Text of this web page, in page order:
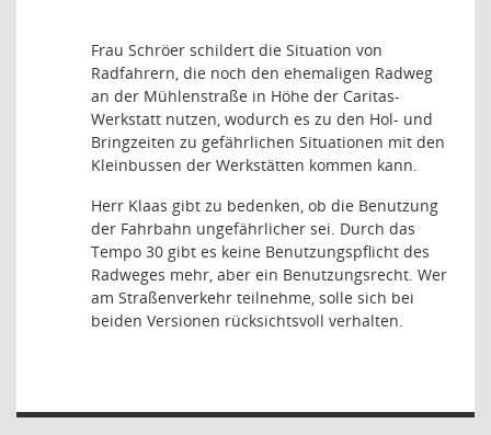
Frau Schröer schildert die Situation von
Radfahrern, die noch den ehemaligen Radweg
an der Mühlenstraße in Höhe der Caritas-
Werkstatt nutzen, wodurch es zu den Hol- und
Bringzeiten zu gefährlichen Situationen mit den
Kleinbussen der Werkstätten kommen kann.
Herr Klaas gibt zu bedenken, ob die Benutzung
der Fahrbahn ungefährlicher sei. Durch das
Tempo 30 gibt es keine Benutzungspflicht des
Radweges mehr, aber ein Benutzungsrecht. Wer
am Straßenverkehr teilnehme, solle sich bei
beiden Versionen rücksichtsvoll verhalten.